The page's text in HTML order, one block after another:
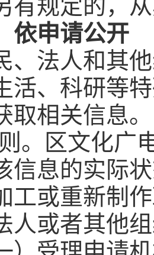
有规定的，
申请公开
法人和其他
活、科研等
取相关信息
。区文化广
信息的实际
工或重新制
人或者其他